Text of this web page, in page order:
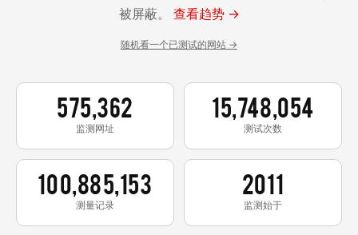
被屏蔽。 查看趋势 →
随机看一个已测试的网站 →
575,362
监测网址
15,748,054
测试次数
100,885,153
测量记录
2011
监测始于